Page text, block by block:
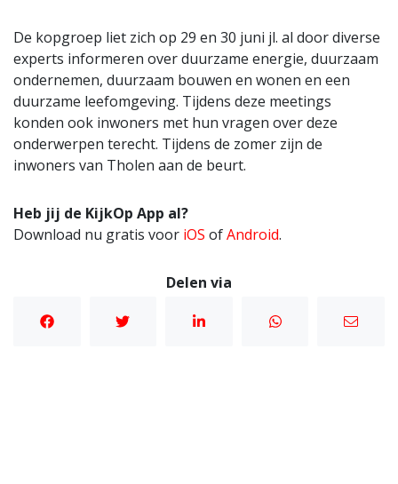
De kopgroep liet zich op 29 en 30 juni jl. al door diverse
experts informeren over duurzame energie, duurzaam
ondernemen, duurzaam bouwen en wonen en een
duurzame leefomgeving. Tijdens deze meetings
konden ook inwoners met hun vragen over deze
onderwerpen terecht. Tijdens de zomer zijn de
inwoners van Tholen aan de beurt.
Heb jij de KijkOp App al?
Download nu gratis voor iOS ofAndroid.
Delen via